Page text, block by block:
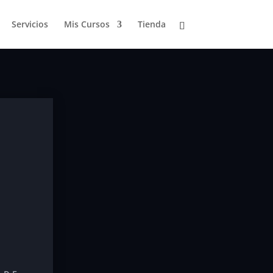
Servicios Mis Cursos Tienda